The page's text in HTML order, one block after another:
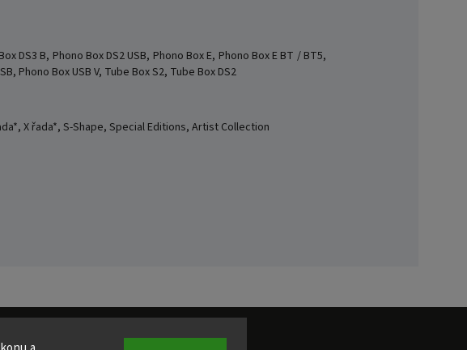
DS3 B, Phono Box DS2 USB, Phono Box E, Phono Box E BT / BT5,
Phono Box USB V, Tube Box S2, Tube Box DS2
X řada*, S-Shape, Special Editions, Artist Collection